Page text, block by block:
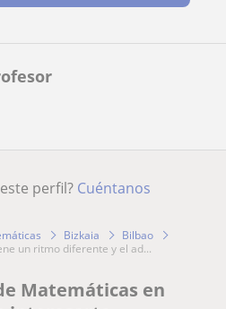
perfil? Cuéntanos
Bizkaia
Bilbao
un ritmo diferente y el ad...
Matemáticas en